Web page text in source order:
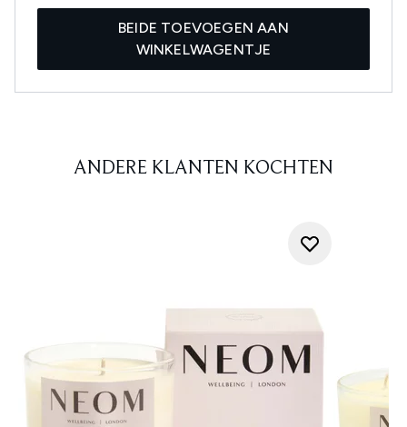
BEIDE TOEVOEGEN AAN
WINKELWAGENTJE
ANDERE KLANTEN KOCHTEN